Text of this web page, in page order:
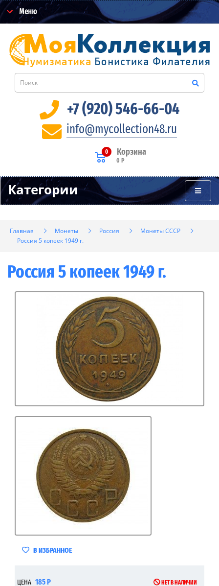
Меню
+7 (920) 546-66-04
info@mycollection48.ru
Корзина
0
0 Р
Категории
Главная Монеты Россия
Монеты СССР
Россия 5 копеек 1949 г.
Россия 5 копеек 1949 г.
В ИЗБРАННОЕ
ЦЕНА 185 Р НЕТ В НАЛИЧИИ